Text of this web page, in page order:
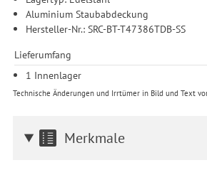
Aluminium Staubabdeckung
Hersteller-Nr.: SRC-BT-T47386TDB-SS
Lieferumfang
1 Innenlager
Technische Änderungen und Irrtümer in Bild und Text
Merkmale